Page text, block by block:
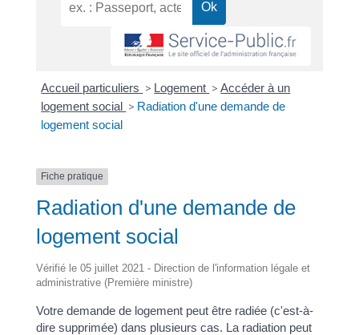
Accueil particuliers > Logement > Accéder à un
logement social > Radiation d'une demande de
logement social
Fiche pratique
Radiation d'une demande de
logement social
Vérifié le 05 juillet 2021 - Direction de l'information légale et
administrative (Première ministre)
Votre demande de logement peut être radiée (c'est-à-
dire supprimée) dans plusieurs cas. La radiation peut